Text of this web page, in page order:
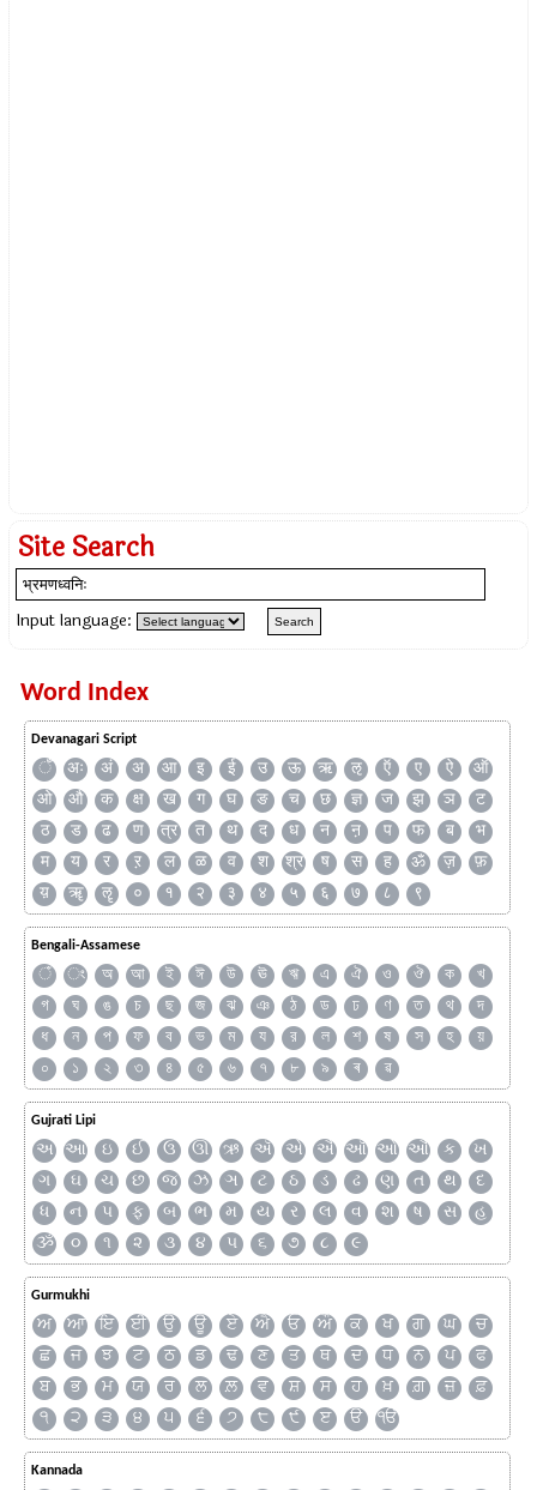
Site Search
Input language:
Word Index
Devanagari Script
ँ अः अं अ आ इ ई उ ऊ ऋ ऌ ऍ ए ऐ
ऑ
ओ
औ क क्ष ख ग घ ङ च छ ज्ञ ज झ ञ
ट
ठ
ड ढ ण त्र त थ द ध न ऩ प फ ब
भ
म
य र ऱ ल ळ व श श्र ष स ह ॐ ज़
फ़
य़
ॠ ॡ ० १ २ ३ ४ ५ ६ ७ ८ ९
Bengali-Assamese
ঁ ং অ আ ই ঈ উ ঊ ঋ এ ঐ ও ঔ ক
খ
গ
ঘ ঙ চ ছ জ ঝ ঞ ঠ ড ঢ ণ ত থ
দ
ধ
ন প ফ ব ভ ম য র ল শ ষ স হ
য়
০
১ ২ ৩ ৪ ৫ ৬ ৭ ৮ ৯ ৰ ৱ
Gujrati Lipi
અ આ ઇ ઈ ઉ ઊ ઋ ઍ એ ઐ ઑ ઓ ઔ ક
ખ
ગ
ઘ ચ છ જ ઝ ઞ ટ ઠ ડ ઢ ણ ત થ
દ
ધ
ન પ ફ બ ભ મ ય ર લ વ શ ષ સ
હ
ૐ
૦ ૧ ૨ ૩ ૪ ૫ ૬ ૭ ૮ ૯
Gurmukhi
ਅ ਆ ਇ ਈ ਉ ਊ ਏ ਐ ਓ ਔ ਕ ਖ ਗ ਘ
ਚ
ਛ
ਜ ਝ ਟ ਠ ਡ ਢ ਣ ਤ ਥ ਦ ਧ ਨ ਪ
ਫ
ਬ
ਭ ਮ ਯ ਰ ਲ ਲ਼ ਵ ਸ਼ ਸ ਹ ਖ਼ ਗ਼ ਜ਼
ਫ਼
੧
੨ ੩ ੪ ੫ ੬ ੭ ੮ ੯ ੲ ੳ ੴ
Kannada